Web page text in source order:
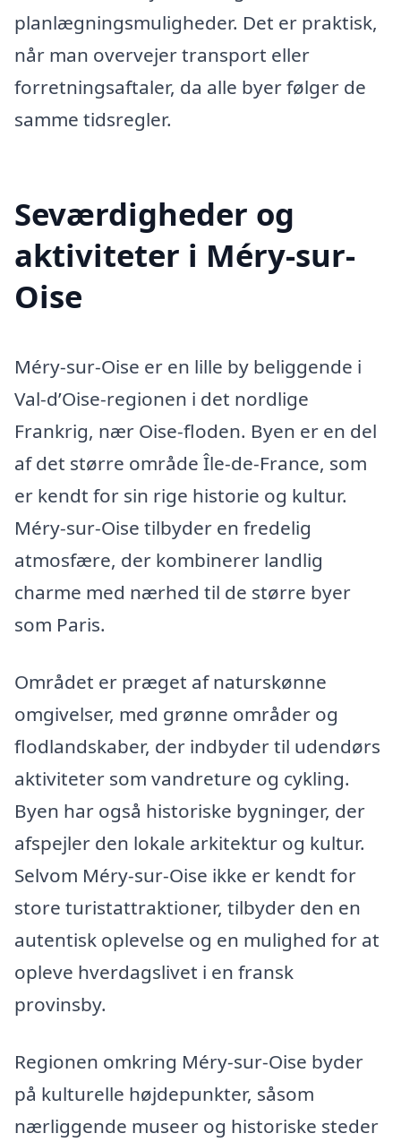
planlægningsmuligheder. Det er praktisk,
når man overvejer transport eller
forretningsaftaler, da alle byer følger de
samme tidsregler.
Seværdigheder og
aktiviteter i Méry-sur-
Oise
Méry-sur-Oise er en lille by beliggende i
Val-d’Oise-regionen i det nordlige
Frankrig, nær Oise-floden. Byen er en del
af det større område Île-de-France, som
er kendt for sin rige historie og kultur.
Méry-sur-Oise tilbyder en fredelig
atmosfære, der kombinerer landlig
charme med nærhed til de større byer
som Paris.
Området er præget af naturskønne
omgivelser, med grønne områder og
flodlandskaber, der indbyder til udendørs
aktiviteter som vandreture og cykling.
Byen har også historiske bygninger, der
afspejler den lokale arkitektur og kultur.
Selvom Méry-sur-Oise ikke er kendt for
store turistattraktioner, tilbyder den en
autentisk oplevelse og en mulighed for at
opleve hverdagslivet i en fransk
provinsby.
Regionen omkring Méry-sur-Oise byder
på kulturelle højdepunkter, såsom
nærliggende museer og historiske steder